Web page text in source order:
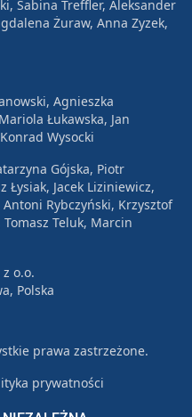
Sabina Treffler, Aleksander
Żuraw, Anna Zyzek,
Agnieszka
Łukawska, Jan
Wysocki
Gójska, Piotr
Łysiak, Jacek Liziniewicz,
Rybczyński, Krzysztof
Teluk, Marcin
o.o.
Polska
prawa zastrzeżone.
prywatności